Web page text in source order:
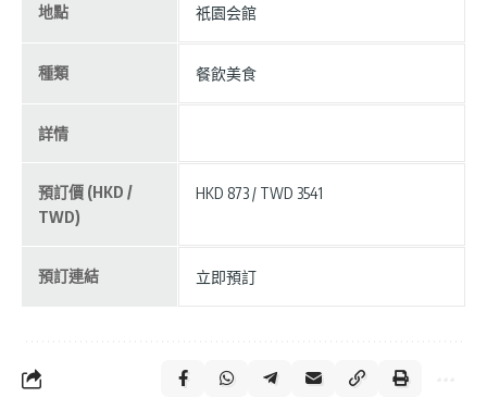
地點 祇園会館
種類 餐飲美食
詳情
預訂價 (HKD /
TWD)
HKD 873 / TWD 3541
預訂連結 立即預訂